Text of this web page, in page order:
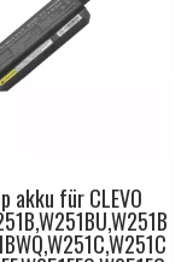
akku für CLEVO